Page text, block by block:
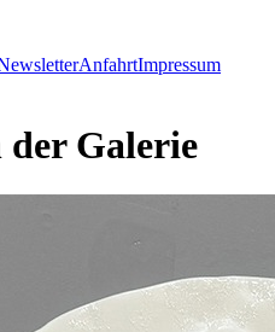
AnfahrtImpressum
Galerie